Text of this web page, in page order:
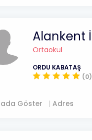
Alankent
Ortaokul
ORDU KABATAŞ
(0)
Göster Adres